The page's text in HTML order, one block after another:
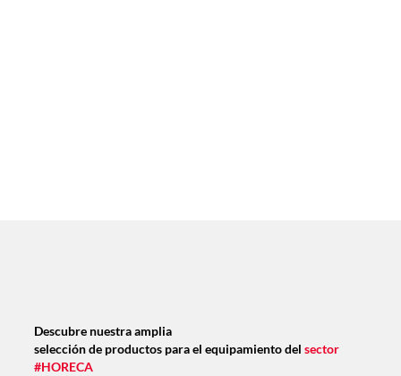
Descubre nuestra amplia
selección de productos para el equipamiento del sector
#HORECA